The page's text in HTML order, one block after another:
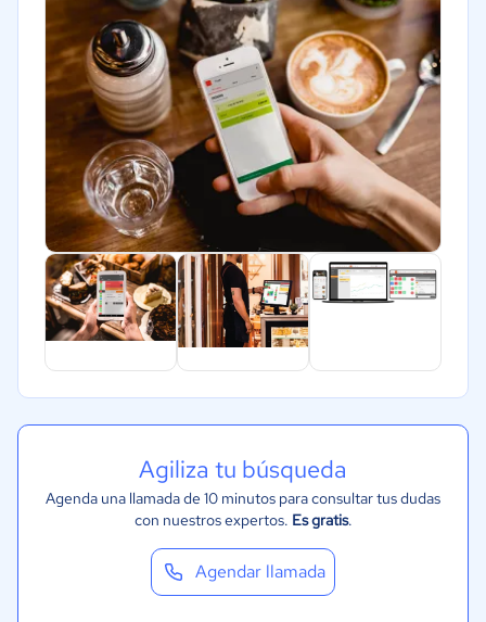
Agiliza tu búsqueda
Agenda una llamada de 10 minutos para consultar tus dudas
con nuestros expertos. Es gratis.
Agendar llamada